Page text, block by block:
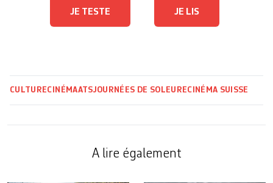
JE TESTE JE LIS
CULTURECINÉMAATSJOURNÉES DE SOLEURECINÉMA SUISSE
A lire également